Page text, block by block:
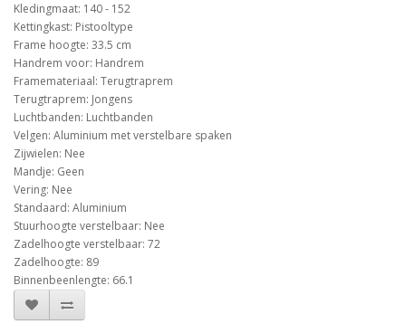
Kledingmaat: 140 - 152
Kettingkast: Pistooltype
Frame hoogte: 33.5 cm
Handrem voor: Handrem
Framemateriaal: Terugtraprem
Terugtraprem: Jongens
Luchtbanden: Luchtbanden
Velgen: Aluminium met verstelbare spaken
Zijwielen: Nee
Mandje: Geen
Vering: Nee
Standaard: Aluminium
Stuurhoogte verstelbaar: Nee
Zadelhoogte verstelbaar: 72
Zadelhoogte: 89
Binnenbeenlengte: 66.1